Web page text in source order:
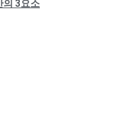
의 3요소